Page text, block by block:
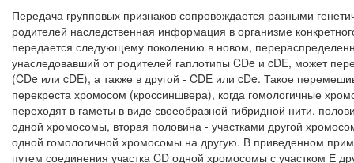
Передача групповых признаков сопровождается разными
родителей наследственная информация в организме
передается следующему поколению в новом,
унаследовавший от родителей гаплотипы CDe и cDE, может
(CDe или cDE), а также в другой - CDE или cDe. Такое
перекреста хромосом (кроссиншвера), когда гомологичные
переходят в гаметы в виде своеобразной гибридной нити,
одной хромосомы, вторая половина - участками другой
одной гомологичной хромосомы на другую. В приведенном
путем соединения участка CD одной хромосомы с участком Е